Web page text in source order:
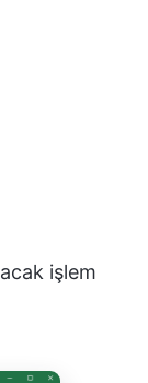
işlem